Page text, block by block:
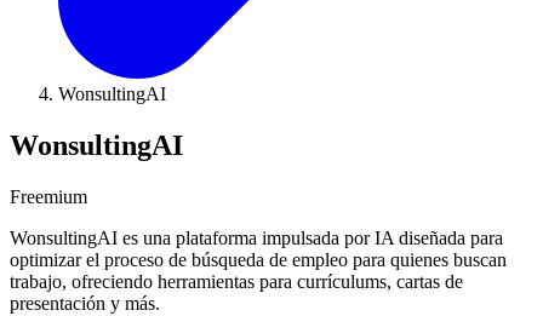
WonsultingAI
WonsultingAI
Freemium
WonsultingAI es una plataforma impulsada por IA diseñada para
optimizar el proceso de búsqueda de empleo para quienes buscan
trabajo, ofreciendo herramientas para currículums, cartas de
presentación y más.